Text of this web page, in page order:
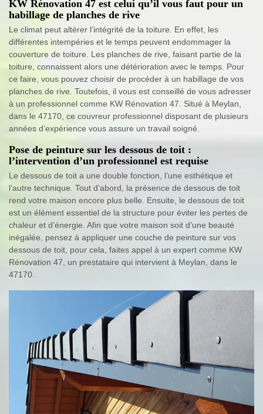
KW Rénovation 47 est celui qu’il vous faut pour un
habillage de planches de rive
Le climat peut altérer l’intégrité de la toiture. En effet, les
différentes intempéries et le temps peuvent endommager la
couverture de toiture. Les planches de rive, faisant partie de la
toiture, connaissent alors une détérioration avec le temps. Pour
ce faire, vous pouvez choisir de procéder à un habillage de vos
planches de rive. Toutefois, il vous est conseillé de vous adresser
à un professionnel comme KW Rénovation 47. Situé à Meylan,
dans le 47170, ce couvreur professionnel disposant de plusieurs
années d’expérience vous assure un travail soigné.
Pose de peinture sur les dessous de toit :
l’intervention d’un professionnel est requise
Le dessous de toit a une double fonction, l’une esthétique et
l’autre technique. Tout d’abord, la présence de dessous de toit
rend votre maison encore plus belle. Ensuite, le dessous de toit
est un élément essentiel de la structure pour éviter les pertes de
chaleur et d’énergie. Afin que votre maison soit d’une beauté
inégalée, pensez à appliquer une couche de peinture sur vos
dessous de toit, pour cela, faites appel à un expert comme KW
Rénovation 47, un prestataire qui intervient à Meylan, dans le
47170.